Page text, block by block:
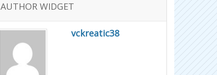
AUTHOR WIDGET
vckreatic38